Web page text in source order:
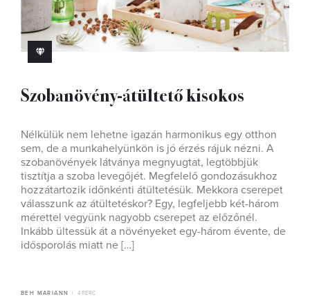
Szobanövény-átültető kisokos
Nélkülük nem lehetne igazán harmonikus egy otthon
sem, de a munkahelyünkön is jó érzés rájuk nézni. A
szobanövények látványa megnyugtat, legtöbbjük
tisztítja a szoba levegőjét. Megfelelő gondozásukhoz
hozzátartozik időnkénti átültetésük. Mekkora cserepet
válasszunk az átültetéskor? Egy, legfeljebb két-három
mérettel vegyünk nagyobb cserepet az előzőnél.
Inkább ültessük át a növényeket egy-három évente, de
idősporolás miatt ne […]
BEH MARIANN 4 PERC